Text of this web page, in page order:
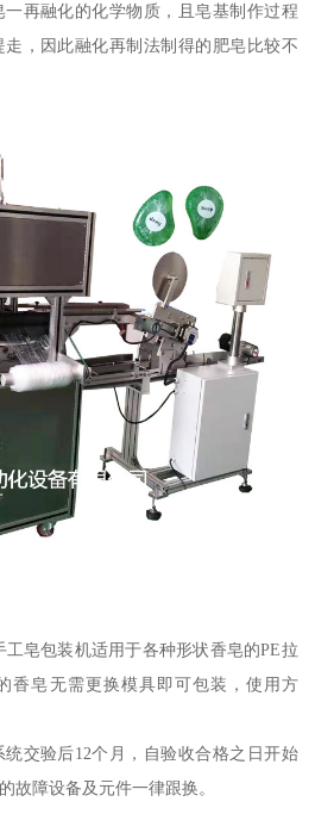
再融化的化学物质，且皂基制作过程
，因此融化再制法制得的肥皂比较不
皂包装机适用于各种形状香皂的PE拉
香皂无需更换模具即可包装，使用方
交验后12个月，自验收合格之日开始
故障设备及元件一律跟换。